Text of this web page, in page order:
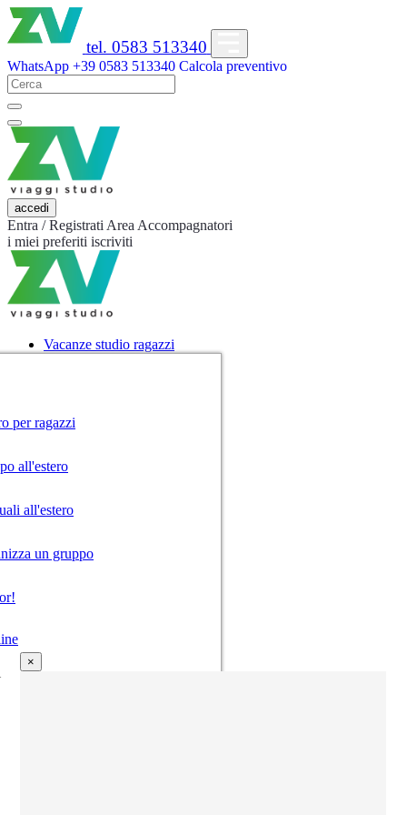
tel. 0583 513340
WhatsApp +39 0583 513340 Calcola preventivo
accedi
Entra / Registrati Area Accompagnatori
i miei preferiti iscriviti
Vacanze studio ragazzi
per ragazzi
all'estero
all'estero
un gruppo
×